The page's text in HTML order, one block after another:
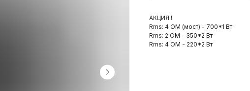
АКЦИЯ !
Rms: 4 ОМ (мост) - 700*1 Вт
Rms: 2 ОМ - 350*2 Вт
Rms: 4 ОМ - 220*2 Вт